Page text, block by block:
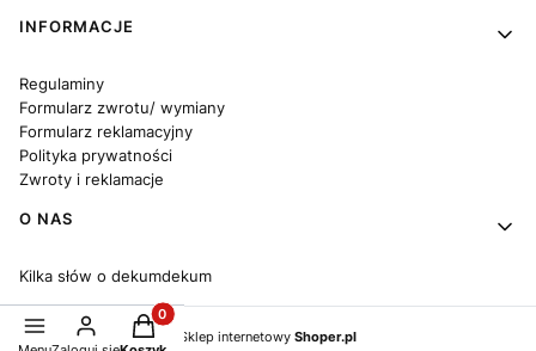
INFORMACJE
Regulaminy
Formularz zwrotu/ wymiany
Formularz reklamacyjny
Polityka prywatności
Zwroty i reklamacje
O NAS
Kilka słów o dekumdekum
Sklep internetowy Shoper.pl
Produkty w koszyku: 0. Zobacz szczegóły